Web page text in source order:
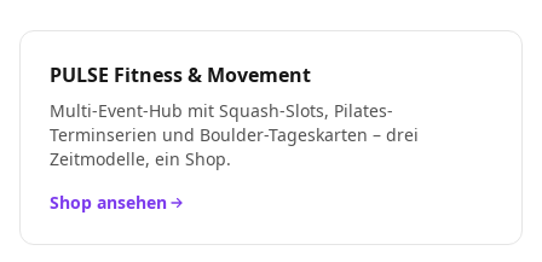
PULSE Fitness & Movement
Multi-Event-Hub mit Squash-Slots, Pilates-
Terminserien und Boulder-Tageskarten – drei
Zeitmodelle, ein Shop.
Shop ansehen